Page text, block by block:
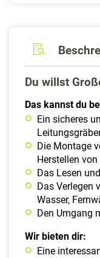
Du willst
Das kannst du
Ein sicheres
Die Montage
Herstellen
Das Lesen
Das Verlegen
Wasser,
Den Umgang
Wir bieten dir:
Eine